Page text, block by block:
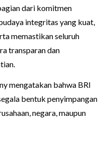
dari komitmen
integritas yang kuat,
memastikan seluruh
transparan dan
mengatakan bahwa BRI
bentuk penyimpangan
negara, maupun